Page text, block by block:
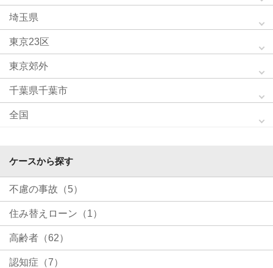
埼玉県
東京23区
東京郊外
千葉県千葉市
全国
ケースから探す
不慮の事故（5）
住み替えローン（1）
高齢者（62）
認知症（7）